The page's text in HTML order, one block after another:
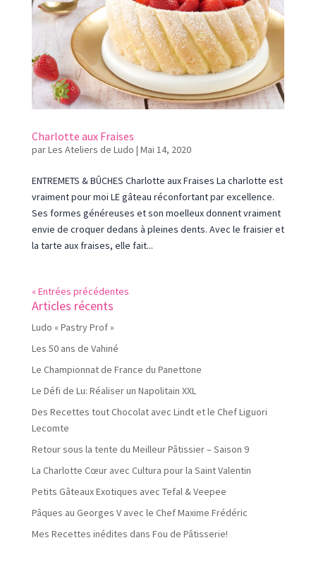
Charlotte aux Fraises
parLes Ateliers de Ludo | Mai 14, 2020
ENTREMETS & BÛCHES Charlotte aux Fraises La charlotte est
vraiment pour moi LE gâteau réconfortant par excellence.
Ses formes généreuses et son moelleux donnent vraiment
envie de croquer dedans à pleines dents. Avec le fraisier et
la tarte aux fraises, elle fait...
« Entrées précédentes
Articles récents
Ludo « Pastry Prof »
Les 50 ans de Vahiné
Le Championnat de France du Panettone
Le Défi de Lu: Réaliser un Napolitain XXL
Des Recettes tout Chocolat avec Lindt et le Chef Liguori
Lecomte
Retour sous la tente du Meilleur Pâtissier – Saison 9
La Charlotte Cœur avec Cultura pour la Saint Valentin
Petits Gâteaux Exotiques avec Tefal & Veepee
Pâques au Georges V avec le Chef Maxime Frédéric
Mes Recettes inédites dans Fou de Pâtisserie!